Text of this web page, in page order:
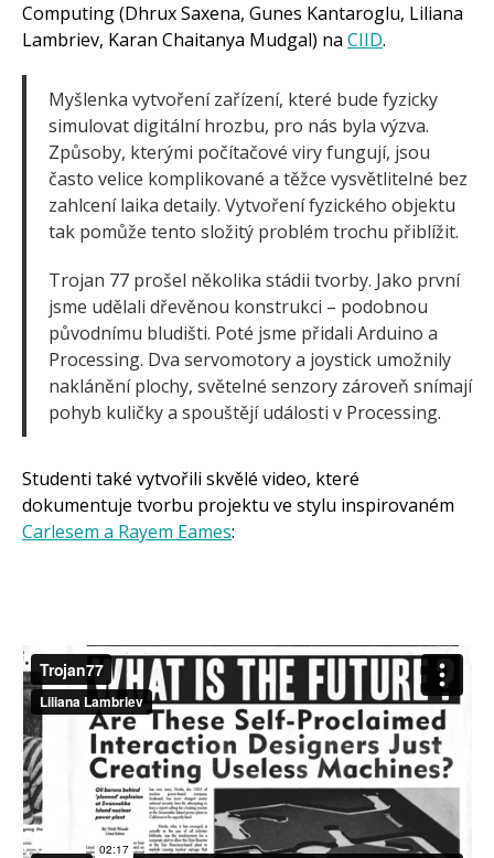
Computing (Dhrux Saxena, Gunes Kantaroglu, Liliana
Lambriev, Karan Chaitanya Mudgal) na CIID.
Myšlenka vytvoření zařízení, které bude fyzicky
simulovat digitální hrozbu, pro nás byla výzva.
Způsoby, kterými počítačové viry fungují, jsou
často velice komplikované a těžce vysvětlitelné bez
zahlcení laika detaily. Vytvoření fyzického objektu
tak pomůže tento složitý problém trochu přiblížit.
Trojan 77 prošel několika stádii tvorby. Jako první
jsme udělali dřevěnou konstrukci – podobnou
původnímu bludišti. Poté jsme přidali Arduino a
Processing. Dva servomotory a joystick umožnily
naklánění plochy, světelné senzory zároveň snímají
pohyb kuličky a spouštějí události v Processing.
Studenti také vytvořili skvělé video, které
dokumentuje tvorbu projektu ve stylu inspirovaném
Carlesem a Rayem Eames: